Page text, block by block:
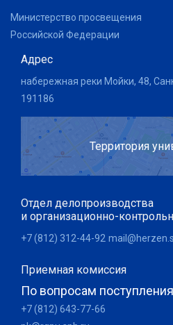
Министерство просвещения
Российской Федерации
Адрес
набережная реки Мойки, 48,
191186
Территория
Отдел делопроизводства
и организационно-
+7 (812) 312-44-92
Приемная комиссия
По вопросам
+7 (812) 643-77-66